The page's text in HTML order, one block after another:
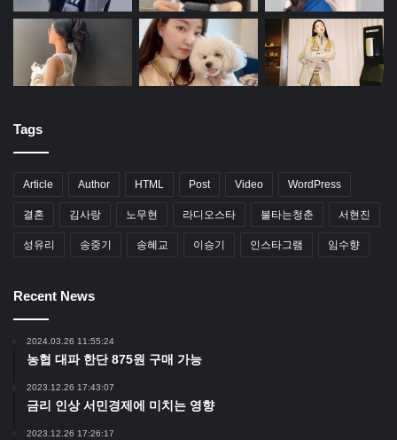
Tags
Article Author HTML Post Video WordPress
결혼 김사랑 노무현 라디오스타 불타는청춘 서현진
성유리 송중기 송혜교 이승기 인스타그램 임수향
Recent News
2024.03.26 11:55:24
농협 대파 한단 875원 구매 가능
2023.12.26 17:43:07
금리 인상 서민경제에 미치는 영향
2023.12.26 17:26:17